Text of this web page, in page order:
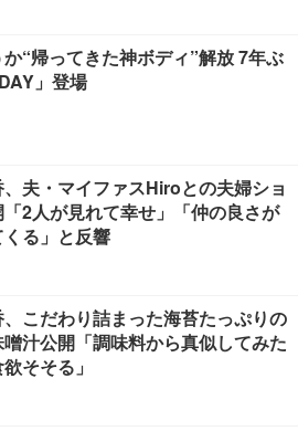
“帰ってきた神ボディ”解放 7年ぶ
」登場
夫・マイファスHiroとの夫婦ショ
「2人が見れて幸せ」「仲の良さが
る」と反響
こだわり詰まった海苔たっぷりの
汁公開「調味料から真似してみた
そそる」